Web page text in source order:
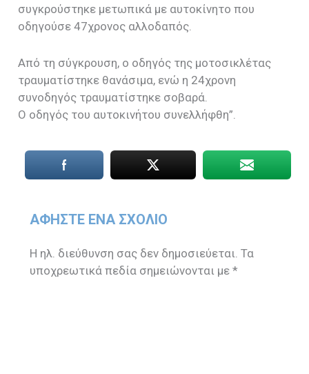
συγκρούστηκε μετωπικά με αυτοκίνητο που
οδηγούσε 47χρονος αλλοδαπός.
Από τη σύγκρουση, ο οδηγός της μοτοσικλέτας
τραυματίστηκε θανάσιμα, ενώ η 24χρονη
συνοδηγός τραυματίστηκε σοβαρά.
Ο οδηγός του αυτοκινήτου συνελλήφθη”.
ΑΦΉΣΤΕ ΈΝΑ ΣΧΌΛΙΟ
Η ηλ. διεύθυνση σας δεν δημοσιεύεται. Τα
υποχρεωτικά πεδία σημειώνονται με*